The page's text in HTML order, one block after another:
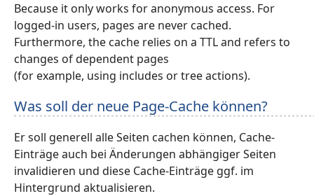
Because it only works for anonymous access. For
logged-in users, pages are never cached.
Furthermore, the cache relies on a TTL and refers to
changes of dependent pages
(for example, using includes or tree actions).
Was soll der neue Page-Cache können?
Er soll generell alle Seiten cachen können, Cache-
Einträge auch bei Änderungen abhängiger Seiten
invalidieren und diese Cache-Einträge ggf. im
Hintergrund aktualisieren.